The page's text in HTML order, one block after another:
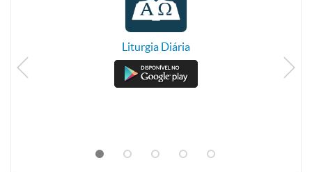
Liturgia Diária